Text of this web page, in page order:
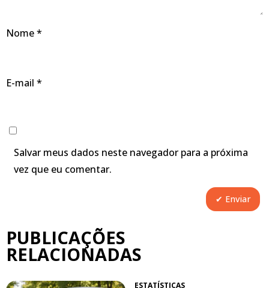
Nome*
E-mail *
Salvar meus dados neste navegador para a próxima
vez que eu comentar.
PUBLICAÇÕES
RELACIONADAS
ESTATÍSTICAS